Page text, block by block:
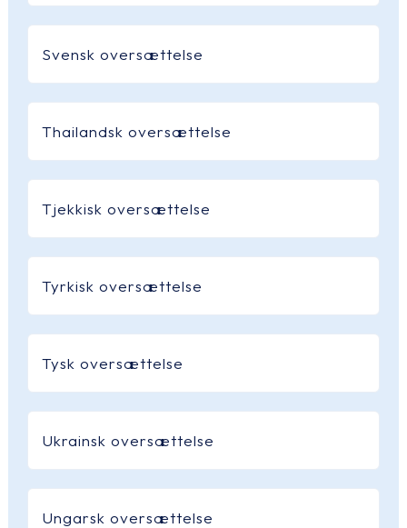
Svensk oversættelse
Thailandsk oversættelse
Tjekkisk oversættelse
Tyrkisk oversættelse
Tysk oversættelse
Ukrainsk oversættelse
Ungarsk oversættelse